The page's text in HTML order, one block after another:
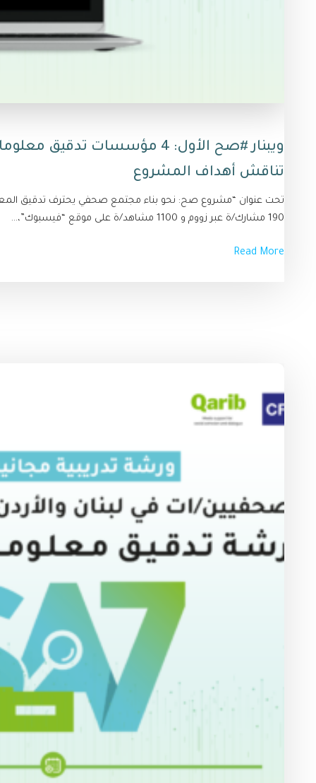
ويبنار #صح الأول: 4 مؤسسات تدقيق
تناقش أهداف المشروع
تحت عنوان “مشروع صح: نحو بناء مجتمع صحفي يحترف تدقيق
190 مشارك/ة عبر زووم و 1100 مشاهد/ة على موقع “فيسبوك”،...
Read More